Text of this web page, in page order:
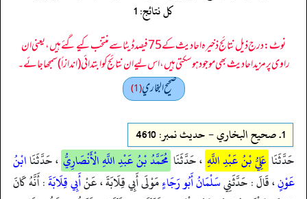
کل نتائج: 1
نوٹ: درج ذیل نتائج ذخیرہ احادیث کے 75 فیصد ڈیٹا سے منتخب کیے گئے ہیں، یعنی ان
راوی پر مزید احادیث بھی موجود ہو سکتی ہیں، اس لیے ان نتائج کو ابتدائی (اندازاً) سمجھا جائے۔
صحيح البخاري(1)
1. صحيح البخاري - حدیث نمبر: 4610
حَدَّثَنَا عَلِيُّ بْنُ عَبْدِ اللَّهِ ، حَدَّثَنَا مُحَمَّدُ بْنُ عَبْدِ اللَّهِ الْأَنْصَارِيُّ ، حَدَّثَنَاابْنُ
عَوْنٍ، قَالَ : حَدَّثَنِيسَلْمَانُ أَبُو رَجَاءٍمَوْلَى أَبِي قِلَابَةَ ، عَنْأَبِي قِلَابَةَ: أَنَّهُ كَانَ